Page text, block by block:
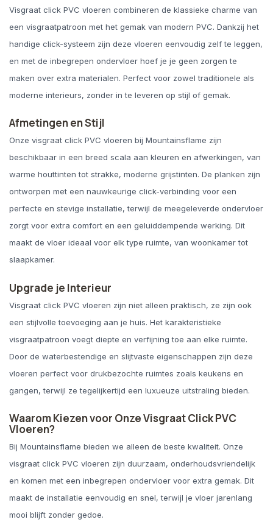
Visgraat click PVC vloeren combineren de klassieke charme van
een visgraatpatroon met het gemak van modern PVC. Dankzij het
handige click-systeem zijn deze vloeren eenvoudig zelf te leggen,
en met de inbegrepen ondervloer hoef je je geen zorgen te
maken over extra materialen. Perfect voor zowel traditionele als
moderne interieurs, zonder in te leveren op stijl of gemak.
Afmetingen en Stijl
Onze visgraat click PVC vloeren bij Mountainsflame zijn
beschikbaar in een breed scala aan kleuren en afwerkingen, van
warme houttinten tot strakke, moderne grijstinten. De planken zijn
ontworpen met een nauwkeurige click-verbinding voor een
perfecte en stevige installatie, terwijl de meegeleverde ondervloer
zorgt voor extra comfort en een geluiddempende werking. Dit
maakt de vloer ideaal voor elk type ruimte, van woonkamer tot
slaapkamer.
Upgrade je Interieur
Visgraat click PVC vloeren zijn niet alleen praktisch, ze zijn ook
een stijlvolle toevoeging aan je huis. Het karakteristieke
visgraatpatroon voegt diepte en verfijning toe aan elke ruimte.
Door de waterbestendige en slijtvaste eigenschappen zijn deze
vloeren perfect voor drukbezochte ruimtes zoals keukens en
gangen, terwijl ze tegelijkertijd een luxueuze uitstraling bieden.
Waarom Kiezen voor Onze Visgraat Click PVC
Vloeren?
Bij Mountainsflame bieden we alleen de beste kwaliteit. Onze
visgraat click PVC vloeren zijn duurzaam, onderhoudsvriendelijk
en komen met een inbegrepen ondervloer voor extra gemak. Dit
maakt de installatie eenvoudig en snel, terwijl je vloer jarenlang
mooi blijft zonder gedoe.